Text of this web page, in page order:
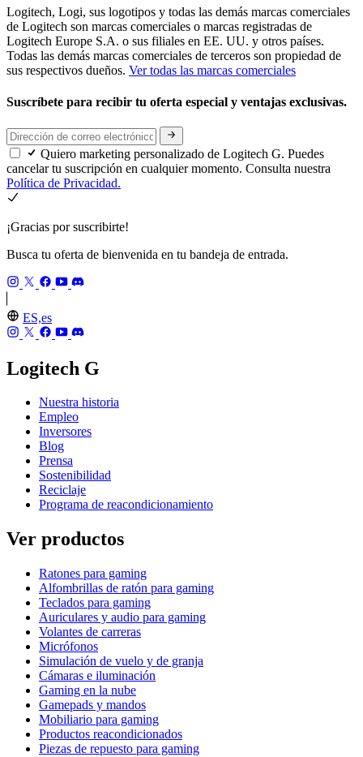
Logitech, Logi, sus logotipos y todas las demás marcas comerciales
de Logitech son marcas comerciales o marcas registradas de
Logitech Europe S.A. o sus filiales en EE. UU. y otros países.
Todas las demás marcas comerciales de terceros son propiedad de
sus respectivos dueños. Ver todas las marcas comerciales
Suscríbete para recibir tu oferta especial y ventajas exclusivas.
Quiero marketing personalizado de Logitech G. Puedes
cancelar tu suscripción en cualquier momento. Consulta nuestra
Política de Privacidad.
¡Gracias por suscribirte!
Busca tu oferta de bienvenida en tu bandeja de entrada.
ES,es
Logitech G
Nuestra historia
Empleo
Inversores
Blog
Prensa
Sostenibilidad
Reciclaje
Programa de reacondicionamiento
Ver productos
Ratones para gaming
Alfombrillas de ratón para gaming
Teclados para gaming
Auriculares y audio para gaming
Volantes de carreras
Micrófonos
Simulación de vuelo y de granja
Cámaras e iluminación
Gaming en la nube
Gamepads y mandos
Mobiliario para gaming
Productos reacondicionados
Piezas de repuesto para gaming